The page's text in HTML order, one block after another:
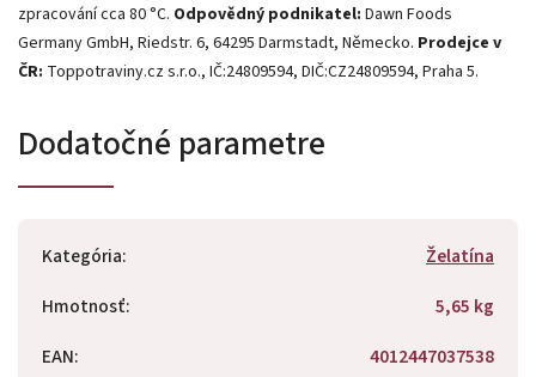
zpracování cca 80 °C. Odpovědný podnikatel: Dawn Foods
Germany GmbH, Riedstr. 6, 64295 Darmstadt, Německo. Prodejce v
ČR: Toppotraviny.cz s.r.o., IČ:24809594, DIČ:CZ24809594, Praha 5.
Dodatočné parametre
Kategória:
Želatína
Hmotnosť:
5,65 kg
EAN:
4012447037538